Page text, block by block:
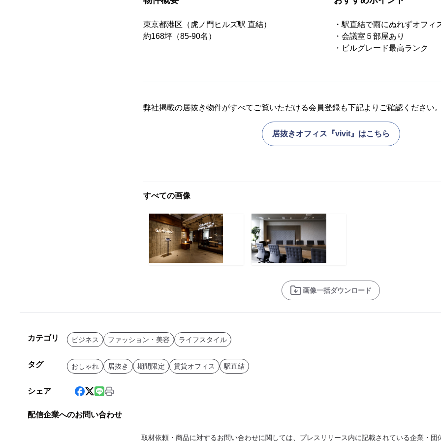
東京都港区（虎ノ門ヒルズ駅 直結）
約168坪（85-90名）
・駅直結で雨にぬれずオフィ
・会議室５部屋あり
・ビルグレード最高ランク
弊社掲載の居抜き物件がすべてご覧いただける会員登録も下記よりご確認ください。
居抜きオフィス『vivit』はこちら
すべての画像
画像一括ダウンロード
カテゴリ ビジネス ファッション・美容 ライフスタイル
タグ おしゃれ 居抜き 期間限定 賃貸オフィス 駅直結
シェア
配信企業へのお問い合わせ
取材依頼・商品に対するお問い合わせに関しては、プレスリリース内に記載されている企業・団